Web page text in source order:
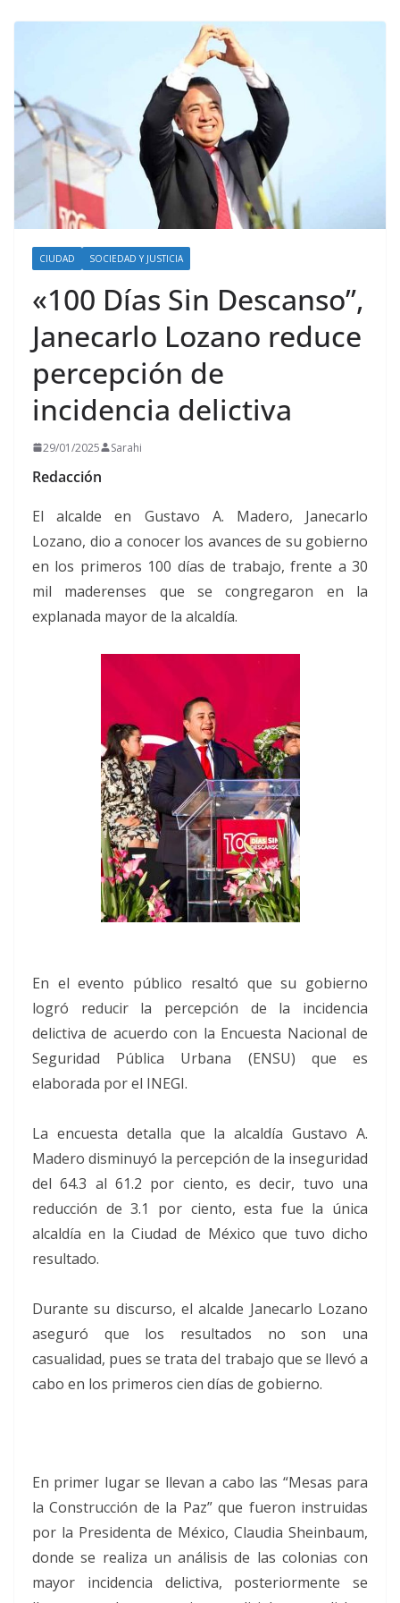
CIUDAD SOCIEDAD Y JUSTICIA
«100 Días Sin Descanso”,
Janecarlo Lozano reduce
percepción de
incidencia delictiva
29/01/2025 Sarahi
Redacción
El alcalde en Gustavo A. Madero, Janecarlo
Lozano, dio a conocer los avances de su gobierno
en los primeros 100 días de trabajo, frente a 30
mil maderenses que se congregaron en la
explanada mayor de la alcaldía.
En el evento público resaltó que su gobierno
logró reducir la percepción de la incidencia
delictiva de acuerdo con la Encuesta Nacional de
Seguridad Pública Urbana (ENSU) que es
elaborada por el INEGI.
La encuesta detalla que la alcaldía Gustavo A.
Madero disminuyó la percepción de la inseguridad
del 64.3 al 61.2 por ciento, es decir, tuvo una
reducción de 3.1 por ciento, esta fue la única
alcaldía en la Ciudad de México que tuvo dicho
resultado.
Durante su discurso, el alcalde Janecarlo Lozano
aseguró que los resultados no son una
casualidad, pues se trata del trabajo que se llevó a
cabo en los primeros cien días de gobierno.
En primer lugar se llevan a cabo las “Mesas para
la Construcción de la Paz” que fueron instruidas
por la Presidenta de México, Claudia Sheinbaum,
donde se realiza un análisis de las colonias con
mayor incidencia delictiva, posteriormente se